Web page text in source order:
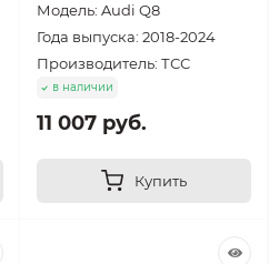
Модель: Audi Q8
Года выпуска: 2018-2024
Производитель: ТСС
в наличии
11 007 руб.
Купить